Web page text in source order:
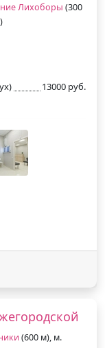
Лихоборы (300
13000 руб.
(600 м), м.